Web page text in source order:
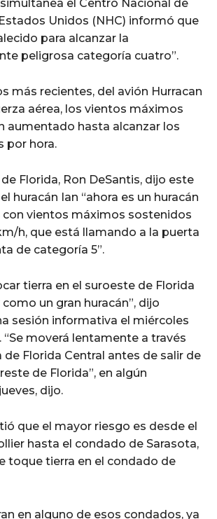
el Centro Nacional de
Unidos (NHC) informó que
para alcanzar la
peligrosa categoría cuatro”.
más recientes, del avión Hurracan
aérea, los vientos máximos
aumentado hasta alcanzar los
por hora.
Florida, Ron DeSantis, dijo este
huracán Ian “ahora es un huracán
vientos máximos sostenidos
h, que está llamando a la puerta
de categoría 5”.
tierra en el suroeste de Florida
un gran huracán”, dijo
sesión informativa el miércoles
“Se moverá lentamente a través
de Florida Central antes de salir de
de Florida”, en algún
dijo.
que el mayor riesgo es desde el
hasta el condado de Sarasota,
toque tierra en el condado de
en alguno de esos condados, ya